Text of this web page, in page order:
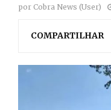
por Cobra News (User)
COMPARTILHAR